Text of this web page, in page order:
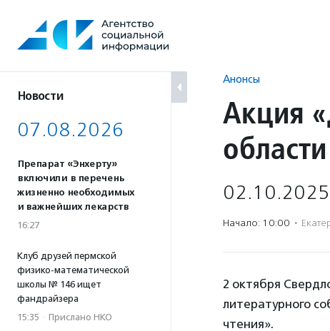
содержанию
Новости
07.08.2026
Препарат «Энхерту»
включили в перечень
жизненно необходимых
и важнейших лекарств
16:27
Клуб друзей пермской
физико-математической
школы № 146 ищет
фандрайзера
15:35 · Прислано НКО
Анонсы
Акция
области
02.10.2025
Начало: 10:00 ·
2 октября
литературного
чтения».